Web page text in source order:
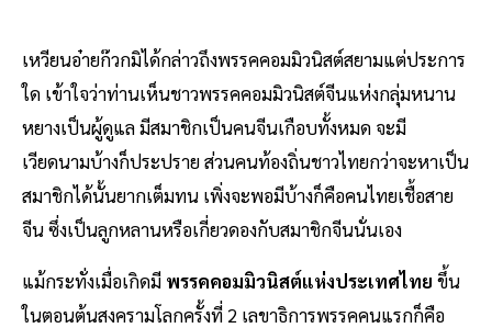
เหวียนอ๋ายก๊วกมิได้กล่าวถึงพรรคคอมมิวนิสต์สยามแต่ประการ
ใด เข้าใจว่าท่านเห็นชาวพรรคคอมมิวนิสต์จีนแห่งกลุ่มหนาน
หยางเป็นผู้ดูแล มีสมาชิกเป็นคนจีนเกือบทั้งหมด จะมี
เวียดนามบ้างก็ประปราย ส่วนคนท้องถิ่นชาวไทยกว่าจะหาเป็น
สมาชิกได้นั้นยากเต็มทน เพิ่งจะพอมีบ้างก็คือคนไทยเชื้อสาย
จีน ซึ่งเป็นลูกหลานหรือเกี่ยวดองกับสมาชิกจีนนั่นเอง
แม้กระทั่งเมื่อเกิดมี พรรคคอมมิวนิสต์แห่งประเทศไทย ขึ้น
ในตอนต้นสงครามโลกครั้งที่ 2 เลขาธิการพรรคคนแรกก็คือ